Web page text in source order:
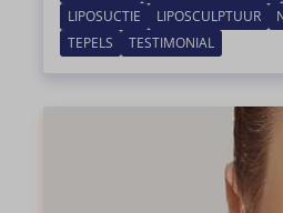
LIPOSUCTIE
LIPOSCULPTUUR
TEPELS
TESTIMONIAL